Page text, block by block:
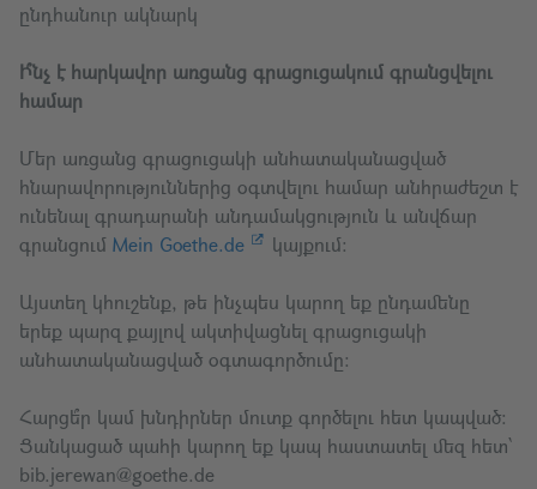
ընդհանուր ակնարկ
Ի՞նչ է հարկավոր առցանց գրացուցակում գրանցվելու
համար
Մեր առցանց գրացուցակի անհատականացված
հնարավորություններից օգտվելու համար անհրաժեշտ է
ունենալ գրադարանի անդամակցություն և անվճար
գրանցում Mein Goethe.de կայքում։
Այստեղ կհուշենք, թե ինչպես կարող եք ընդամենը
երեք պարզ քայլով ակտիվացնել գրացուցակի
անհատականացված օգտագործումը։
Հարցե՞ր կամ խնդիրներ մուտք գործելու հետ կապված։
Ցանկացած պահի կարող եք կապ հաստատել մեզ հետ՝
bib.jerewan@goethe.de